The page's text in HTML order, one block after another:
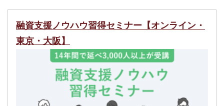
融資支援ノウハウ習得セミナー【オンライン・
東京・大阪】